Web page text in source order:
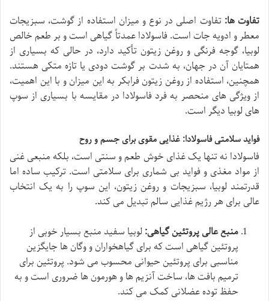
تفاوت ها: تفاوت اصلی در نوع و میزان استفاده از گوشت، سبزیجات
معطر و ادویه جات است. فاسولادا عمدتاً گیاهی است و بر طعم خالص
لوبیا، گوجه فرنگی و روغن زیتون تأکید دارد، در حالی که بسیاری از
همتایان آن در جهان، به شدت بر گوشت دودی یا تازه متکی هستند.
همچنین، استفاده از روغن زیتون فرابکر به این میزان و با این اهمیت،
از ویژگی های منحصر به فرد فاسولادا در مقایسه با بسیاری از سوپ
های لوبیا دیگر است.
فواید سلامتی فاسولادا: غذایی مقوی برای جسم و روح
فاسولادا نه تنها یک غذای خوش طعم و سنتی است، بلکه منبعی غنی
از مواد مغذی و فواید بی شماری برای سلامتی است. ترکیب ساده اما
قدرتمند لوبیا، سبزیجات و روغن زیتون، این سوپ را به یک انتخاب
عالی برای هر رژیم غذایی سالم تبدیل می کند.
منبع عالی پروتئین گیاهی:لوبیا سفید منبع بسیار خوبی از
پروتئین گیاهی است که برای گیاهخواران و وگان ها جایگزین
مناسبی برای پروتئین حیوانی محسوب می شود. پروتئین برای
ترمیم بافت ها، ساخت آنزیم ها و هورمون ها ضروری است و به
حفظ توده عضلانی کمک می کند.